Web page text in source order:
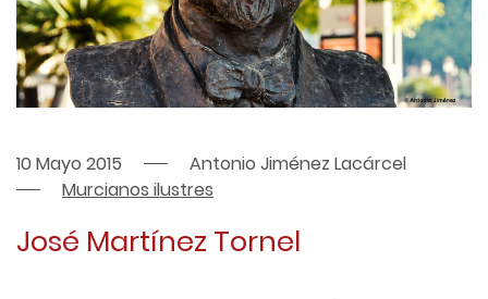
10 Mayo 2015
Antonio Jiménez Lacárcel
Murcianos ilustres
José Martínez Tornel